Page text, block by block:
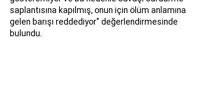
saplantısına kapılmış, onun için ölüm anlamına
gelen barışı reddediyor" değerlendirmesinde
bulundu.